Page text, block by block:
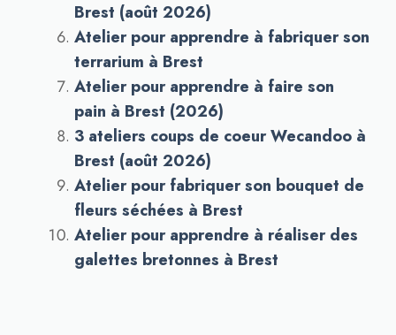
Brest (août 2026)
Atelier pour apprendre à fabriquer son
terrarium à Brest
Atelier pour apprendre à faire son
pain à Brest (2026)
3 ateliers coups de coeur Wecandoo à
Brest (août 2026)
Atelier pour fabriquer son bouquet de
fleurs séchées à Brest
Atelier pour apprendre à réaliser des
galettes bretonnes à Brest